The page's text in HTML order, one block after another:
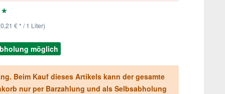
€ * / 1 Liter)
möglich
Beim Kauf dieses Artikels kann der gesamte
nur per Barzahlung und als Selbsabholung